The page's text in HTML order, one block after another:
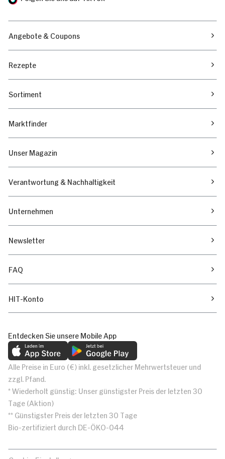
Angebote & Coupons
Rezepte
Sortiment
Marktfinder
Unser Magazin
Verantwortung & Nachhaltigkeit
Unternehmen
Newsletter
FAQ
HIT-Konto
Entdecken Sie unsere Mobile App
Alle Preise in Euro (€) inkl. gesetzlicher Mehrwertsteuer und
zzgl. Pfand.
* Wiederholt günstig: Unser günstigster Preis der letzten 30
Tage (Aktion)
** Günstigster Preis der letzten 30 Tage
Bio-zertifiziert durch DE-ÖKO-044